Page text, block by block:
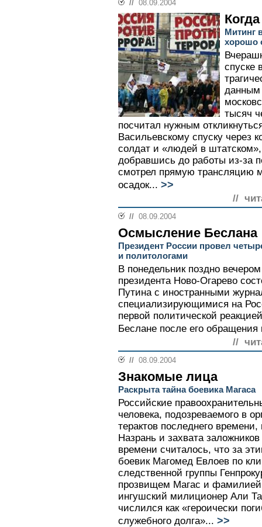
// 08.09.2004
Митинг
хорошо
спуске
данным
тысяч
посчитал нужным
Васильевскому спуску через
солдат и «людей в
добравшись до работы из-за
смотрел прямую трансляцию
осадок... >>
//
// 08.09.2004
Осмысление Беслана
Президент России провел
и политологами
В понедельник поздно
президента Ново-Огарево
Путина с иностранными
специализирующимися на
первой политической
Беслане после его обращения
//
// 08.09.2004
Знакомые лица
Раскрыта тайна боевика Магаса
Российские
человека, подозреваемого в
терактов последнего
Назрань и захвата
времени считалось, что за
боевик Магомед Евлоев по
следственной группы
прозвищем Магас и
ингушский милиционер Али
числился как «героически
служебного долга»... >>